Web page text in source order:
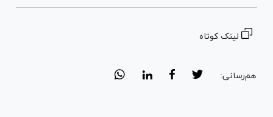
لینک کوتاه
هم‌رسانی: